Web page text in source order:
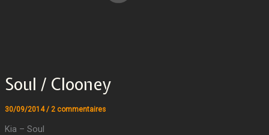
Soul / Clooney
30/09/2014/ 2 commentaires
Kia – Soul